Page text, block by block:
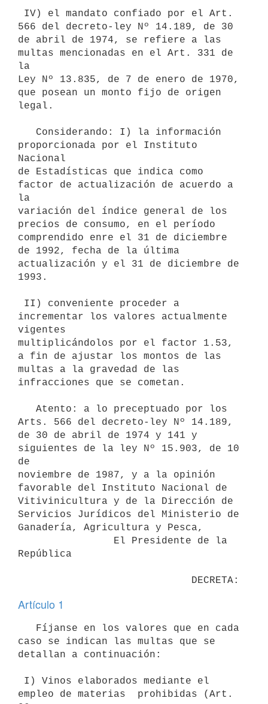
566 del decreto-ley Nº 14.189, de 30
de abril de 1974, se refiere a las
multas mencionadas en el Art. 331 de
la
Ley Nº 13.835, de 7 de enero de 1970,
que posean un monto fijo de origen
legal.
proporcionada por el Instituto
Nacional
de Estadísticas que indica como
factor de actualización de acuerdo a
la
variación del índice general de los
precios de consumo, en el período
comprendido enre el 31 de diciembre
de 1992, fecha de la última
actualización y el 31 de diciembre de
1993.
incrementar los valores actualmente
vigentes
multiplicándolos por el factor 1.53,
a fin de ajustar los montos de las
multas a la gravedad de las
infracciones que se cometan.
Arts. 566 del decreto-ley Nº 14.189,
de 30 de abril de 1974 y 141 y
siguientes de la ley Nº 15.903, de 10
de
noviembre de 1987, y a la opinión
favorable del Instituto Nacional de
Vitivinicultura y de la Dirección de
Servicios Jurídicos del Ministerio de
Ganadería, Agricultura y Pesca,
República
Artículo 1
caso se indican las multas que se
detallan a continuación:
empleo de materias  prohibidas (Art.